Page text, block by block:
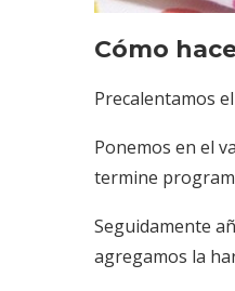
Cómo
Precalentamos
Ponemos en el
termine
Seguidamente
agregamos la